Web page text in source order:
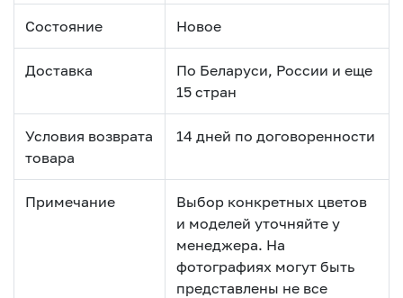
Состояние Новое
Доставка
По Беларуси, России и еще
15 стран
Условия возврата
товара
14 дней по договоренности
Примечание
Выбор конкретных цветов
и моделей уточняйте у
менеджера. На
фотографиях могут быть
представлены не все